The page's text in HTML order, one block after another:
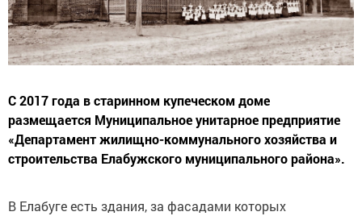
С 2017 года в старинном купеческом доме
размещается Муниципальное унитарное предприятие
«Департамент жилищно-коммунального хозяйства и
строительства Елабужского муниципального района».
В Елабуге есть здания, за фасадами которых